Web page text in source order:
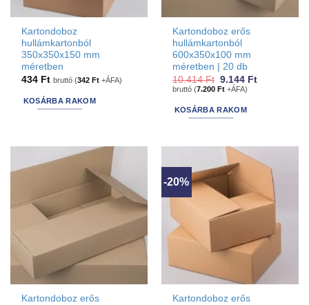
Kartondoboz
hullámkartonból
350x350x150 mm
méretben
434 Ft bruttó (342Ft +ÁFA)
KOSÁRBA RAKOM
Kartondoboz erős
hullámkartonból
600x350x100 mm
méretben | 20 db
10.414Ft Original
price
10.414 Ft.
9.144 FtCurrent
bruttó (7.200Ft +ÁFA)
KOSÁRBA RAKOM
Kartondoboz erős
-20%
Kartondoboz erős